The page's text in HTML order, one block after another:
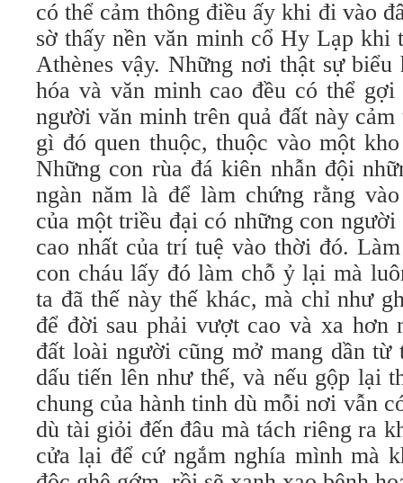
có thể cảm thông điều ấy khi đi vào
sờ thấy nền văn minh cổ Hy Lạp khi
Athènes vậy. Những nơi thật sự biểu
hóa và văn minh cao đều có thể
người văn minh trên quả đất này
gì đó quen thuộc, thuộc vào một
Những con rùa đá kiên nhẫn đội
ngàn năm là để làm chứng rằng
của một triều đại có những con
cao nhất của trí tuệ vào thời đó.
con cháu lấy đó làm chỗ ỷ lại mà
ta đã thế này thế khác, mà chỉ như
để đời sau phải vượt cao và xa hơn
đất loài người cũng mở mang dần từ
dấu tiến lên như thế, và nếu gộp lại
chung của hành tinh dù mỗi nơi vẫn
dù tài giỏi đến đâu mà tách riêng ra
cửa lại để cứ ngắm nghía mình mà